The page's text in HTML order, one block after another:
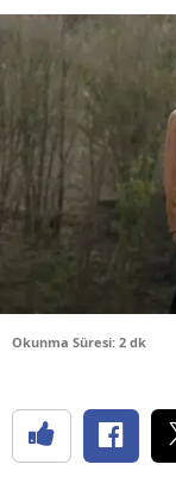
Okunma Süresi: 2 dk